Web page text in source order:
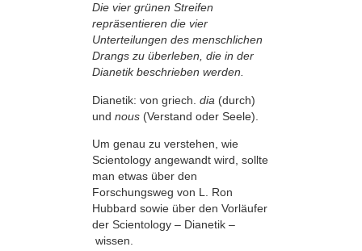
Die vier grünen Streifen
repräsentieren die vier
Unterteilungen des menschlichen
Drangs zu überleben, die in der
Dianetik beschrieben werden.
Dianetik: von griech. dia (durch)
und nous (Verstand oder Seele).
Um genau zu verstehen, wie
Scientology angewandt wird, sollte
man etwas über den
Forschungsweg von L. Ron
Hubbard sowie über den Vorläufer
der Scientology – Dianetik –
wissen.